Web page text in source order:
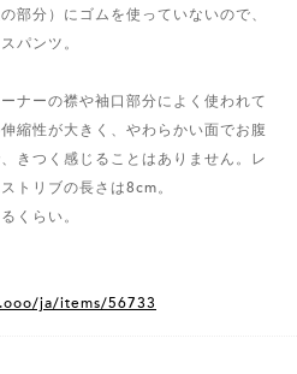
部分）にゴムを使っていないので、
パンツ。
ナーの襟や袖口部分によく使われて
縮性が大きく、やわらかい面でお腹
きつく感じることはありません。レ
トリブの長さは8cm。
くらい。
ja/items/56733